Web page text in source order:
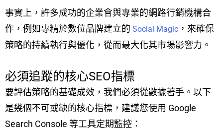
事實上，許多成功的企業會與專業的網路行銷機構合
作，例如專精於數位品牌建立的 Social Magic ，來確保
策略的持續執行與優化，從而最大化其市場影響力。
必須追蹤的核心SEO指標
要評估策略的基礎成效，我們必須從數據著手。以下
是幾個不可或缺的核心指標，建議您使用 Google
Search Console 等工具定期監控：